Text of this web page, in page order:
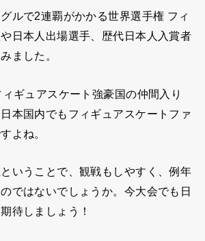
ルで2連覇がかかる世界選手権 フィ
日本人出場選手、歴代日本人入賞者
ました。
ギュアスケート強豪国の仲間入り
本国内でもフィギュアスケートファ
よね。
いうことで、観戦もしやすく、例年
ではないでしょうか。今大会でも日
待しましょう！